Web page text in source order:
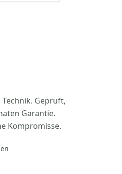
Geprüft,
Garantie.
Kompromisse.